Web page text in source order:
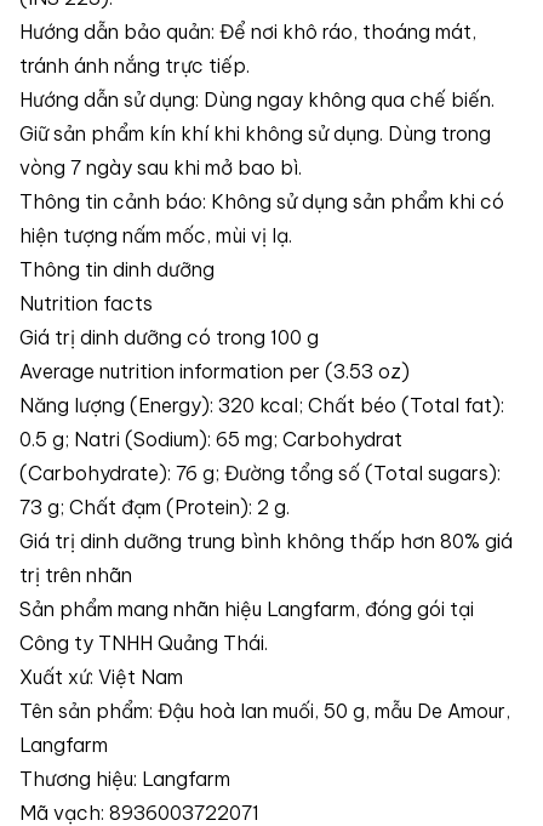
Hướng dẫn bảo quản: Để nơi khô ráo, thoáng mát,
tránh ánh nắng trực tiếp.
Hướng dẫn sử dụng: Dùng ngay không qua chế biến.
Giữ sản phẩm kín khí khi không sử dụng. Dùng trong
vòng 7 ngày sau khi mở bao bì.
Thông tin cảnh báo: Không sử dụng sản phẩm khi có
hiện tượng nấm mốc, mùi vị lạ.
Thông tin dinh dưỡng
Nutrition facts
Giá trị dinh dưỡng có trong 100 g
Average nutrition information per (3.53 oz)
Năng lượng (Energy): 320 kcal; Chất béo (Total fat):
0.5 g; Natri (Sodium): 65 mg; Carbohydrat
(Carbohydrate): 76 g; Đường tổng số (Total sugars):
73 g; Chất đạm (Protein): 2 g.
Giá trị dinh dưỡng trung bình không thấp hơn 80% giá
trị trên nhãn
Sản phẩm mang nhãn hiệu Langfarm, đóng gói tại
Công ty TNHH Quảng Thái.
Xuất xứ: Việt Nam
Tên sản phẩm: Đậu hoà lan muối, 50 g, mẫu De Amour,
Langfarm
Thương hiệu: Langfarm
Mã vạch: 8936003722071